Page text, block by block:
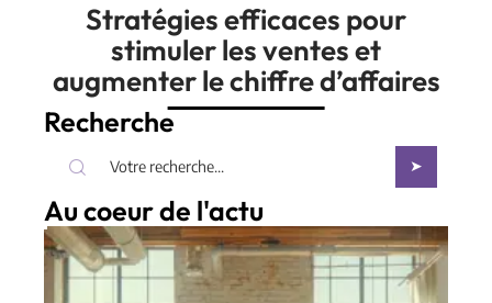
Stratégies efficaces pour
stimuler les ventes et
augmenter le chiffre d’affaires
Recherche
Au coeur de l'actu